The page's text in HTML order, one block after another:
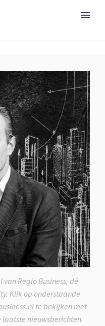
Regio Business, dé
Klik op onderstaande
te bekijken met
nieuwsberichten.